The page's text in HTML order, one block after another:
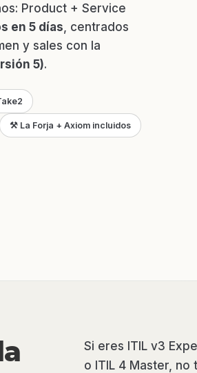
Product + Service
en 5 días, centrados
y sales con la
5).
⚒ La Forja + Axiom incluidos
Si eres ITIL v3
o ITIL 4 Master,